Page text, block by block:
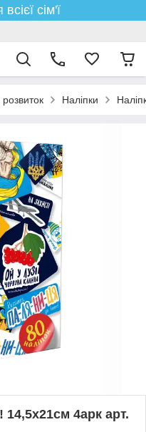
сім'ї
розвиток Наліпки
14,5х21см 4арк арт.